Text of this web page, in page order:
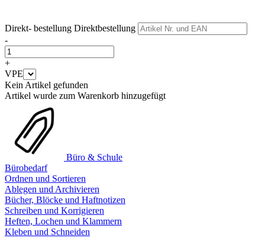
Direkt- bestellung Direktbestellung
-
+
VPE
Kein Artikel gefunden
Artikel wurde zum Warenkorb hinzugefügt
Büro & Schule
Bürobedarf
Ordnen und Sortieren
Ablegen und Archivieren
Bücher, Blöcke und Haftnotizen
Schreiben und Korrigieren
Heften, Lochen und Klammern
Kleben und Schneiden